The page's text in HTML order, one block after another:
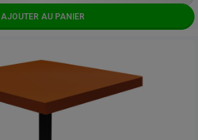
AJOUTER AU PANIER